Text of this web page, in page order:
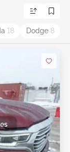
18 Dodge 8